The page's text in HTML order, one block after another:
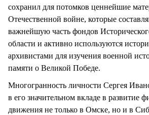
сохранил для потомков ценнейшие
Отечественной войне, которые
важнейшую часть фондов
области и активно используются
архивистами для изучения военной
памяти о Великой Победе.
Многогранность личности Сергея
в его значительном вкладе в развитие
движения не только в Омске, но и в